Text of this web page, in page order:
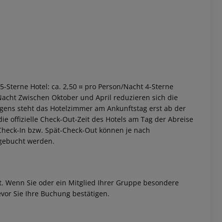
Hotel: ca. 2,50 ¤ pro Person/Nacht 4-Sterne
Zwischen Oktober und April reduzieren sich die
steht das Hotelzimmer am Ankunftstag erst ab der
offizielle Check-Out-Zeit des Hotels am Tag der Abreise
In bzw. Spät-Check-Out können je nach
werden.
Sie oder ein Mitglied Ihrer Gruppe besondere
Sie Ihre Buchung bestätigen.